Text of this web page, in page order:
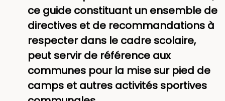
ce guide constituant un ensemble de
directives et de recommandations à
respecter dans le cadre scolaire,
peut servir de référence aux
communes pour la mise sur pied de
camps et autres activités sportives